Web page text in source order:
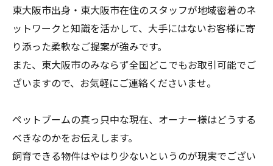
東大阪市出身・東大阪市在住のスタッフが地域密着のネ
ットワークと知識を活かして、大手にはないお客様に寄
り添った柔軟なご提案が強みです。
また、東大阪市のみならず全国どこでもお取引可能でご
ざいますので、お気軽にご連絡くださいませ。
ペットブームの真っ只中な現在、オーナー様はどうする
べきなのかをお伝えします。
飼育できる物件はやはり少ないというのが現実でござい